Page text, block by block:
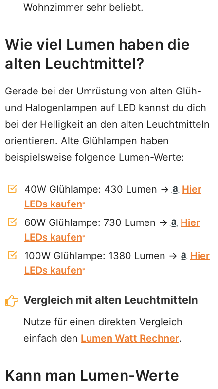
Wohnzimmer sehr beliebt.
Wie viel Lumen haben die
alten Leuchtmittel?
Gerade bei der Umrüstung von alten Glüh-
und Halogenlampen auf LED kannst du dich
bei der Helligkeit an den alten Leuchtmitteln
orientieren. Alte Glühlampen haben
beispielsweise folgende Lumen-Werte:
40W Glühlampe: 430 Lumen →
Hier
LEDs kaufen
60W Glühlampe: 730 Lumen →
Hier
LEDs kaufen
100W Glühlampe: 1380 Lumen →
Hier
LEDs kaufen
Vergleich mit alten Leuchtmitteln
Nutze für einen direkten Vergleich
einfach den Lumen Watt Rechner.
Kann man Lumen-Werte